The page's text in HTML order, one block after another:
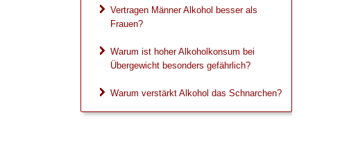
Vertragen Männer Alkohol besser als
Frauen?
Warum ist hoher Alkoholkonsum bei
Übergewicht besonders gefährlich?
Warum verstärkt Alkohol das Schnarchen?